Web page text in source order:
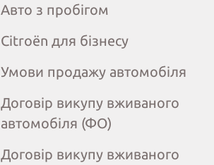
Авто з пробігом
Citroёn для бізнесу
Умови продажу автомобіля
Договір викупу вживаного
автомобіля (ФО)
Договір викупу вживаного